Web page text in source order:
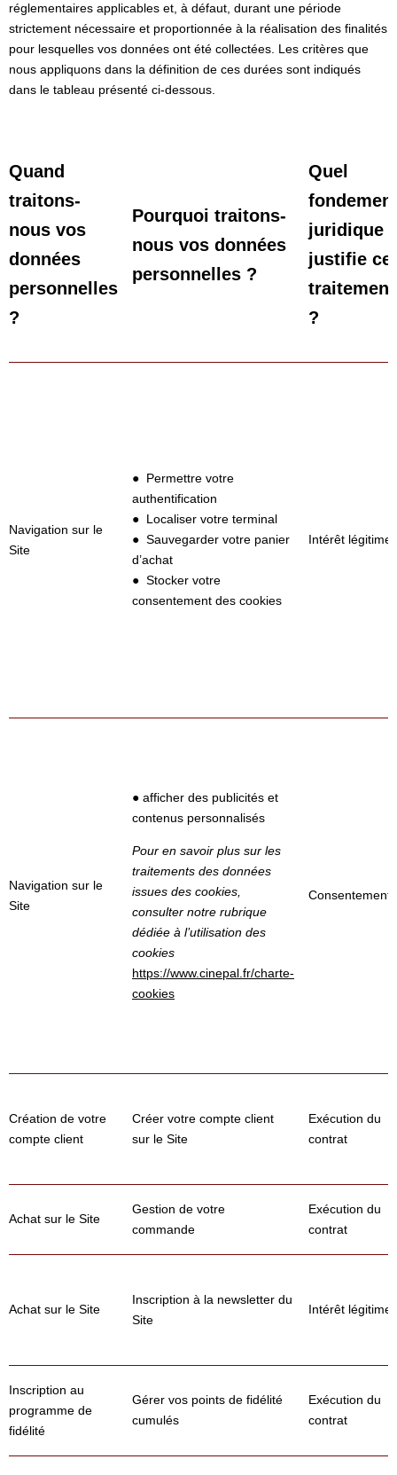
réglementaires applicables et, à défaut, durant une période
strictement nécessaire et proportionnée à la réalisation des finalités
pour lesquelles vos données ont été collectées. Les critères que
nous appliquons dans la définition de ces durées sont indiqués
dans le tableau présenté ci-dessous.
Quand
traitons-
nous vos
données
personnelles
?
Pourquoi traitons-
nous vos données
personnelles ?
Quel
juridique
justifie ce
traitement
?
Navigation sur le
Site
● Permettre votre
authentification
● Localiser votre terminal
● Sauvegarder votre panier
d’achat
● Stocker votre
consentement des cookies
Intérêt légitime
Navigation sur le
Site
● afficher des publicités et
contenus personnalisés
Pour en savoir plus sur les
traitements des données
issues des cookies,
consulter notre rubrique
dédiée à l’utilisation des
cookies
https://www.cinepal.fr/charte-
cookies
Consentement
Création de votre
compte client
Créer votre compte client
sur le Site
Exécution du
contrat
Achat sur le Site
Gestion de votre
commande
Exécution du
contrat
Achat sur le Site
Inscription à la newsletter du
Site
Intérêt légitime
Inscription au
programme de
fidélité
Gérer vos points de fidélité
cumulés
Exécution du
contrat